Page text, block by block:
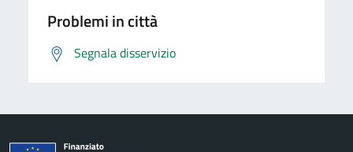
Problemi in città
Segnala disservizio